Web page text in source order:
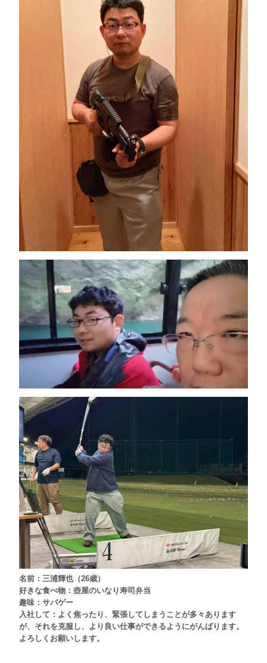
名前： 三浦輝也（26歳）
好きな食べ物：壺屋のいなり寿司弁当
趣味：サバゲー
入社して： よく焦ったり、緊張してしまうことが多々あります
が、それを克服し、より良い仕事ができるようにがんばります。
よろしくお願いします。